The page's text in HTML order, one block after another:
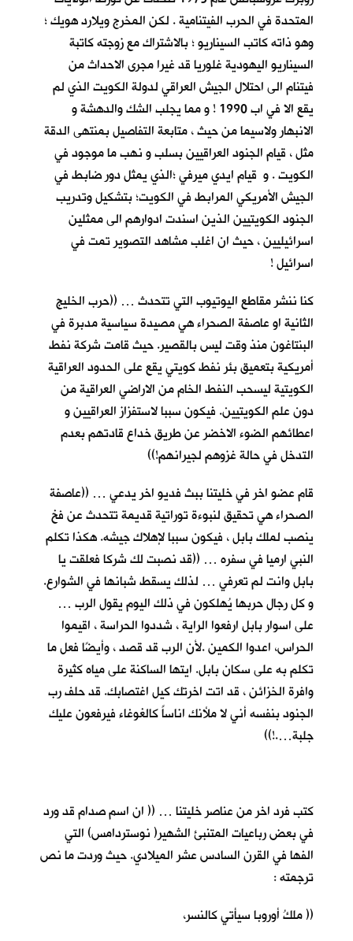
المتحدة في الحرب الفيتنامية . لكن المخرج ويلارد هويك ؛
وهو ذاته كاتب السيناريو ؛ بالاشتراك مع زوجته كاتبة
السيناريو اليهودية غلوريا قد غيرا مجرى الاحداث من
فيتنام الى احتلال الجيش العراقي لدولة الكويت الذي لم
يقع الا في اب 1990 ! و مما يجلب الشك والدهشة و
الانبهار ولاسيما من حيث ، متابعة التفاصيل بمنتهى الدقة
مثل ، قيام الجنود العراقيين بسلب و نهب ما موجود في
الكويت . و قيام ايدي ميرفي ؛الذي يمثل دور ضابط في
الجيش الأمريكي المرابط في الكويت؛ بتشكيل وتدريب
الجنود الكويتيين الذين اسندت ادوارهم الى ممثلين
اسرائيليين ، حيث ان اغلب مشاهد التصوير تمت في
اسرائيل !
كنا ننشر مقاطع اليوتيوب التي تتحدث … ((حرب الخليج
الثانية او عاصفة الصحراء هي مصيدة سياسية مدبرة في
البنتاغون منذ وقت ليس بالقصير. حيث قامت شركة نفط
أمريكية بتعميق بئر نفط كويتي يقع على الحدود العراقية
الكويتية ليسحب النفط الخام من الاراضي العراقية من
دون علم الكويتيين. فيكون سببا لاستفزاز العراقيين و
اعطائهم الضوء الاخضر عن طريق خداع قادتهم بعدم
التدخل في حالة غزوهم لجيرانهم!))
قام عضو اخر في خليتنا ببث فديو اخر يدعي … ((عاصفة
الصحراء هي تحقيق لنبوءة توراتية قديمة تتحدث عن فخ
ينصب لملك بابل ، فيكون سببا لإهلاك جيشه. هكذا تكلم
النبي ارميا في سفره … ((قد نصبت لك شركا فعلقت يا
بابل وانت لم تعرفي … لذلك يسقط شبانها في الشوارع.
و كل رجال حربها يُهلكون في ذلك اليوم يقول الرب …
على اسوار بابل ارفعوا الراية ، شددوا الحراسة ، اقيموا
الحراس، اعدوا الكمين .لأن الرب قد قصد ، وأيضًا فعل ما
تكلم به على سكان بابل. ايتها الساكنة على مياه كثيرة
وافرة الخزائن ، قد اتت اخرتك كيل اغتصابك. قد حلف رب
الجنود بنفسه أني لا ملأنك اناساً كالغوغاء فيرفعون عليك
جلبة….!))
كتب فرد اخر من عناصر خليتنا … (( ان اسم صدام قد ورد
في بعض رباعيات المتنبئ الشهير( نوستردامس) التي
الفها في القرن السادس عشر الميلادي. حيث وردت ما نص
ترجمته :
(( ملكُ أوروبا سيأتي كالنسر،